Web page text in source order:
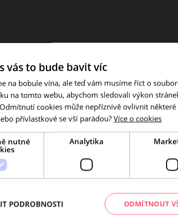
vás to bude bavit víc
na bobule vína, ale teď vám musíme říct o
na tomto webu, abychom sledovali výkon
cookies může nepříznivě ovlivnit některé
přívlastkové se vší parádou?Více o cookies
nutné
Analytika
ODMÍTNOUT
PODROBNOSTI